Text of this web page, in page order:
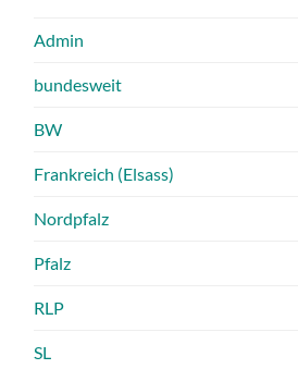
Admin
bundesweit
BW
Frankreich (Elsass)
Nordpfalz
Pfalz
RLP
SL